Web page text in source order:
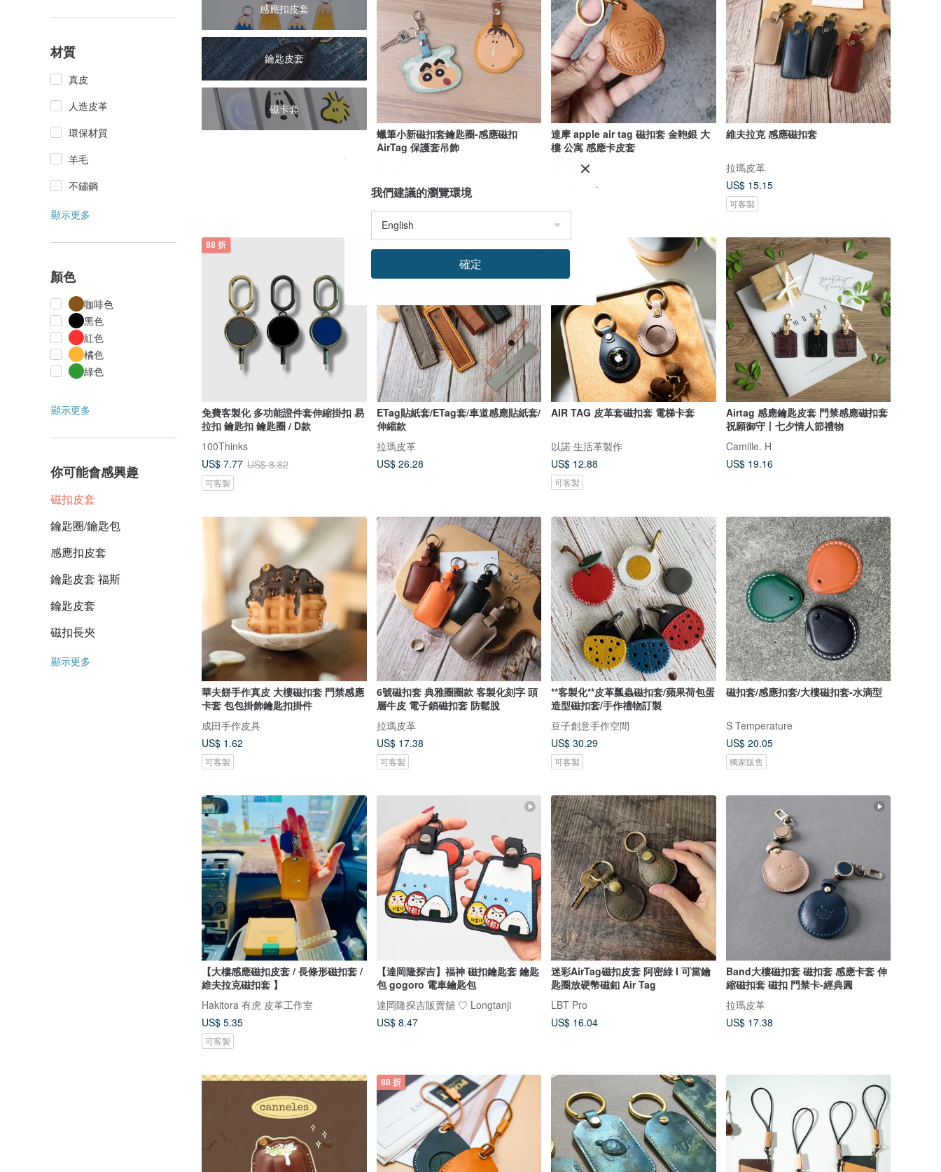
材質
真皮
人造皮革
環保材質
羊毛
不鏽鋼
顯示更多
顏色
咖啡色
黑色
紅色
橘色
綠色
顯示更多
你可能會感興趣
磁扣皮套
鑰匙圈/鑰匙包
感應扣皮套
鑰匙皮套 福斯
鑰匙皮套
磁扣長夾
顯示更多
感應扣皮套
鑰匙皮套
磁卡套
蠟筆小新磁扣套鑰匙圈-感應磁扣
AirTag 保護套吊飾
US$ 9.57 US$ 15.15
達摩 apple air tag 磁扣套 金鞄銀 大
樓 公寓 感應卡皮套
鞼鞄製所
US$ 11.14
維夫拉克 感應磁扣套
拉瑪皮革
US$ 15.15
可客製
88 折
免費客製化 多功能證件套伸縮掛扣 易
拉扣 鑰匙扣 鑰匙圈 / D款
100Thinks
US$ 7.77 US$ 8.82
可客製
ETag貼紙套/ETag套/車道感應貼紙套/
伸縮款
拉瑪皮革
US$ 26.28
AIR TAG 皮革套磁扣套 電梯卡套
以諾 生活革製作
US$ 12.88
可客製
Airtag 感應鑰匙皮套 門禁感應磁扣套
祝願御守丨七夕情人節禮物
Camille. H
US$ 19.16
華夫餅手作真皮 大樓磁扣套 門禁感應
卡套 包包掛飾鑰匙扣掛件
成田手作皮具
US$ 1.62
可客製
6號磁扣套 典雅圈圈款 客製化刻字 頭
層牛皮 電子鎖磁扣套 防鬆脫
拉瑪皮革
US$ 17.38
可客製
**客製化**皮革瓢蟲磁扣套/蘋果荷包蛋
造型磁扣套/手作禮物訂製
豆子創意手作空間
US$ 30.29
可客製
磁扣套/感應扣套/大樓磁扣套-水滴型
S Temperature
US$ 20.05
獨家販售
【大樓感應磁扣皮套 / 長條形磁扣套 /
維夫拉克磁扣套 】
Hakitora 有虎 皮革工作室
US$ 5.35
可客製
【達岡隆探吉】福神 磁扣鑰匙套 鑰匙
包 gogoro 電車鑰匙包
達岡隆探吉販賣舖 ♡ Longtanji
US$ 8.47
迷彩AirTag磁扣皮套 阿密綠 I 可當鑰
匙圈放硬幣磁釦 Air Tag
LBT Pro
US$ 16.04
Band大樓磁扣套 磁扣套 感應卡套 伸
縮磁扣套 磁扣 門禁卡-經典圓
拉瑪皮革
US$ 17.38
88 折
我們建議的瀏覽環境
確定